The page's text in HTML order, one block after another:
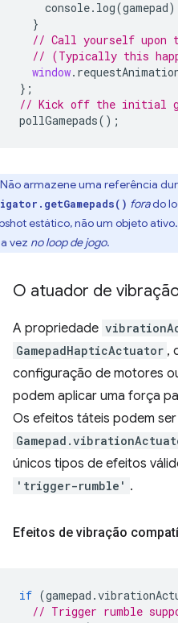
console. log(gamepad
}
// Call yourself upon
// (Typically this
window.
};
// Kick off the initial
pollGamepads();
Não armazene uma referência
forado
estático, não um objeto
vez no loop de jogo.
O atuador de
A propriedade
GamepadHapticActuator ,
configuração de motores
podem aplicar uma força
Os efeitos táteis podem
únicos tipos de efeitos
'trigger-rumble' .
Efeitos de vibração
if (gamepad .
// Trigger rumble